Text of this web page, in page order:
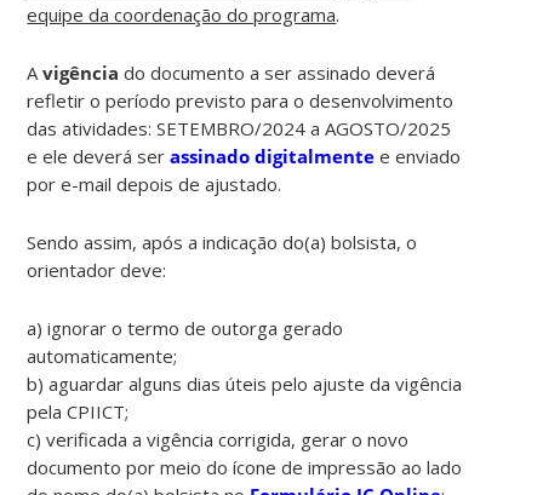
equipe da coordenação do programa.
Avigência do documento a ser assinado deverá
refletir o período previsto para o desenvolvimento
das atividades: SETEMBRO/2024 a AGOSTO/2025
e ele deverá serassinado digitalmente e enviado
por e-mail depois de ajustado.
Sendo assim, após a indicação do(a) bolsista, o
orientador deve:
a) ignorar o termo de outorga gerado
automaticamente;
b) aguardar alguns dias úteis pelo ajuste da vigência
pela CPIICT;
c) verificada a vigência corrigida, gerar o novo
documento por meio do ícone de impressão ao lado